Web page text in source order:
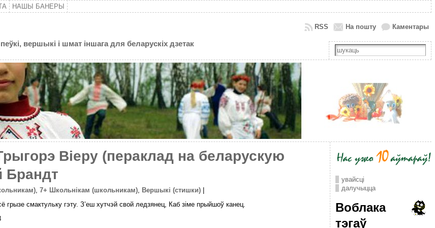
НАШЫ БАНЕРЫ
вершыкі і шмат іншага для беларускіх дзетак
Каментары
На пошту
RSS
Віеру (пераклад на беларускую
Брандт
, 7+ Школьнікам (школьникам), Вершыкі (стишки)|
грызе смактульку гэту. З’еш хутчэй свой ледзянец, Каб зiме прыйшоў канец.
увайсці
далучыцца
Воблака
тэгаў